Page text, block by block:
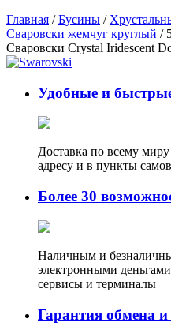
Главная /Бусины /
Сваровски жемчуг круглый /
Сваровски Crystal Iridescent
Удобные и
Доставка по всему
адресу и в пункты
Более 30
Наличным и
электронными
сервисы и терминалы
Гарантия обмена и